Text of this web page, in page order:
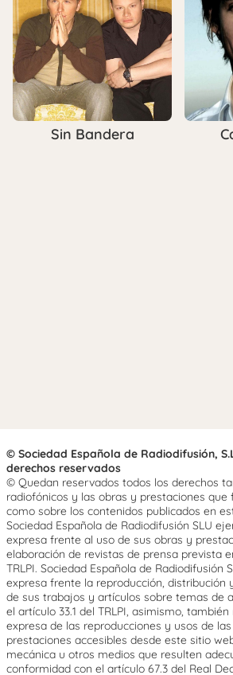
Sin Bandera
© Sociedad Española de Radiodifusión,
derechos reservados
© Quedan reservados todos los derechos
radiofónicos y las obras y prestaciones que
como sobre los contenidos publicados en
Sociedad Española de Radiodifusión SLU
expresa frente al uso de sus obras y
elaboración de revistas de prensa prevista
TRLPI. Sociedad Española de Radiodifusión
expresa frente la reproducción, distribución
de sus trabajos y artículos sobre temas de
el artículo 33.1 del TRLPI, asimismo,
expresa de las reproducciones y usos de
prestaciones accesibles desde este sitio
mecánica u otros medios que resulten
conformidad con el artículo 67.3 del Real